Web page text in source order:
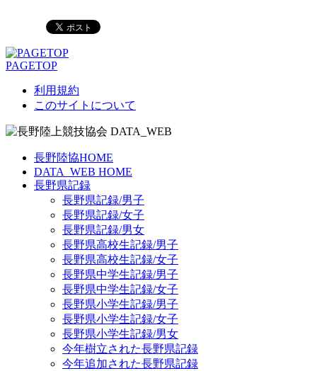
PAGETOP
利用規約
このサイトについて
長野陸協HOME
DATA_WEB HOME
長野県記録
長野県記録/男子
長野県記録/女子
長野県記録/男女
長野県高校生記録/男子
長野県高校生記録/女子
長野県中学生記録/男子
長野県中学生記録/女子
長野県小学生記録/男子
長野県小学生記録/女子
長野県小学生記録/男女
今年樹立された長野県記録
今年追加された長野県記録